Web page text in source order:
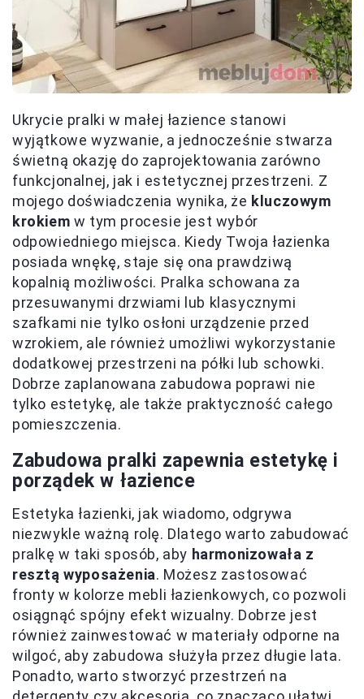
Ukrycie pralki w małej łazience stanowi
wyjątkowe wyzwanie, a jednocześnie stwarza
świetną okazję do zaprojektowania zarówno
funkcjonalnej, jak i estetycznej przestrzeni. Z
mojego doświadczenia wynika, że kluczowym
krokiem w tym procesie jest wybór
odpowiedniego miejsca. Kiedy Twoja łazienka
posiada wnękę, staje się ona prawdziwą
kopalnią możliwości. Pralka schowana za
przesuwanymi drzwiami lub klasycznymi
szafkami nie tylko osłoni urządzenie przed
wzrokiem, ale również umożliwi wykorzystanie
dodatkowej przestrzeni na półki lub schowki.
Dobrze zaplanowana zabudowa poprawi nie
tylko estetykę, ale także praktyczność całego
pomieszczenia.
Zabudowa pralki zapewnia estetykę i
porządek w łazience
Estetyka łazienki, jak wiadomo, odgrywa
niezwykle ważną rolę. Dlatego warto zabudować
pralkę w taki sposób, aby harmonizowała z
resztą wyposażenia. Możesz zastosować
fronty w kolorze mebli łazienkowych, co pozwoli
osiągnąć spójny efekt wizualny. Dobrze jest
również zainwestować w materiały odporne na
wilgoć, aby zabudowa służyła przez długie lata.
Ponadto, warto stworzyć przestrzeń na